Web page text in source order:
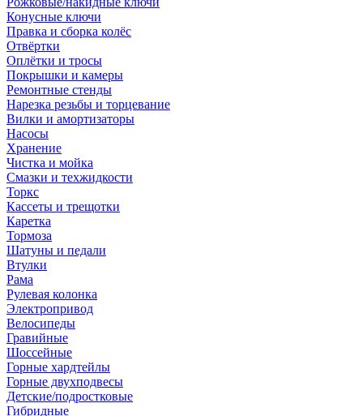
Конусные ключи
Правка и сборка колёс
Отвёртки
Оплётки и тросы
Покрышки и камеры
Ремонтные стенды
Нарезка резьбы и торцевание
Вилки и амортизаторы
Насосы
Хранение
Чистка и мойка
Смазки и техжидкости
Торкс
Кассеты и трещотки
Каретка
Тормоза
Шатуны и педали
Втулки
Рама
Рулевая колонка
Электропривод
Велосипеды
Гравийные
Шоссейные
Горные хардтейлы
Горные двухподвесы
Детские/подростковые
Гибридные